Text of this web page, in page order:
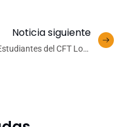
Noticia siguiente
del CFT Lota